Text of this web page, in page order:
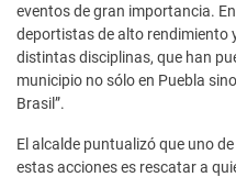
eventos de gran importancia.
deportistas de alto rendimiento
distintas disciplinas, que han
municipio no sólo en Puebla
Brasil”.
El alcalde puntualizó que uno
estas acciones es rescatar a